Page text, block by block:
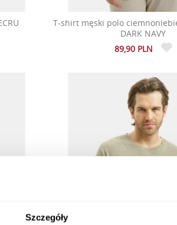
Szczegóły
T-shirt męski polo
DARK NAVY
89,90 PLN